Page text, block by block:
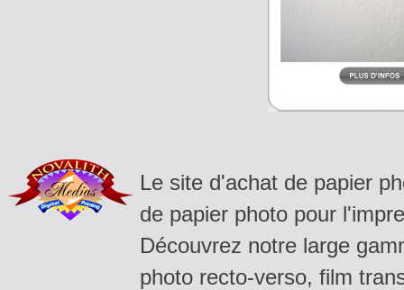
Le site d'achat de papier
de papier photo pour
Découvrez notre large
photo recto-verso, film